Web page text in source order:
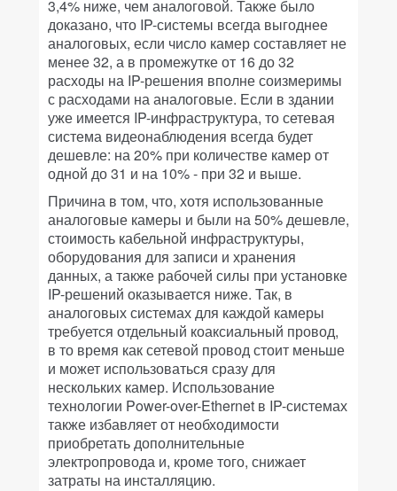
3,4% ниже, чем аналоговой. Также было
доказано, что IP-системы всегда выгоднее
аналоговых, если число камер составляет не
менее 32, а в промежутке от 16 до 32
расходы на IP-решения вполне соизмеримы
с расходами на аналоговые. Если в здании
уже имеется IP-инфраструктура, то сетевая
система видеонаблюдения всегда будет
дешевле: на 20% при количестве камер от
одной до 31 и на 10% - при 32 и выше.
Причина в том, что, хотя использованные
аналоговые камеры и были на 50% дешевле,
стоимость кабельной инфраструктуры,
оборудования для записи и хранения
данных, а также рабочей силы при установке
IP-решений оказывается ниже. Так, в
аналоговых системах для каждой камеры
требуется отдельный коаксиальный провод,
в то время как сетевой провод стоит меньше
и может использоваться сразу для
нескольких камер. Использование
технологии Power-over-Ethernet в IP-системах
также избавляет от необходимости
приобретать дополнительные
электропровода и, кроме того, снижает
затраты на инсталляцию.